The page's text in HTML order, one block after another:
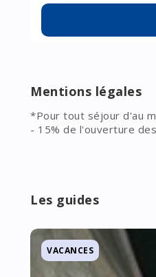
Mentions légales
*Pour tout séjour d'au
- 15% de l'ouverture
Les prix applicables
en attente de
Les guides
VACANCES